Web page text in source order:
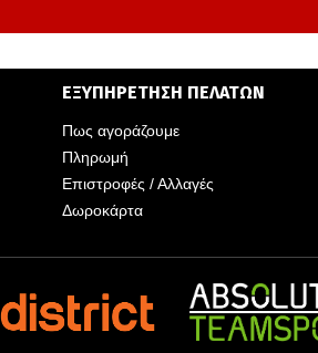
ΕΞΥΠΗΡΕΤΗΣΗ ΠΕΛΑΤΩΝ
Πως αγοράζουμε
Πληρωμή
Επιστροφές / Αλλαγές
Δωροκάρτα